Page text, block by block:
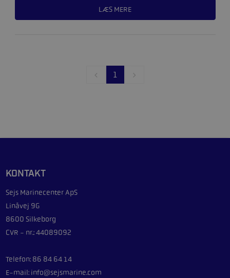
LÆS MERE
1
KONTAKT
Sejs Marinecenter ApS
Linåvej 9G
8600 Silkeborg
CVR - nr.: 44089092
Telefon: 86 84 64 14
E-mail: info@sejsmarine.com